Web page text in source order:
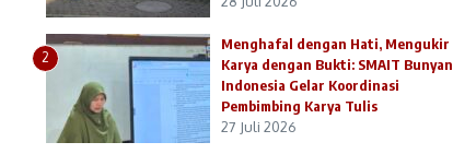
2
Menghafal dengan Hati, Mengukir
Karya dengan Bukti: SMAIT Bunyan
Indonesia Gelar Koordinasi
Pembimbing Karya Tulis
27 Juli 2026